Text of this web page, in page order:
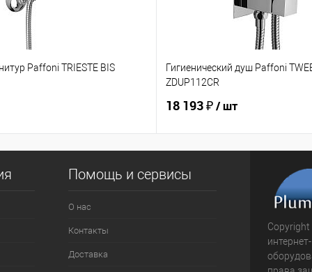
Paffoni TRIESTE BIS
Гигиенический душ Paffoni
ZDUP112CR
18 193 ₽/ шт
Помощь и сервисы
О нас
Контакты
Доставка